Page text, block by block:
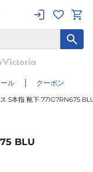
ル クーポン
5本指 靴下 771G7RN675
BLU